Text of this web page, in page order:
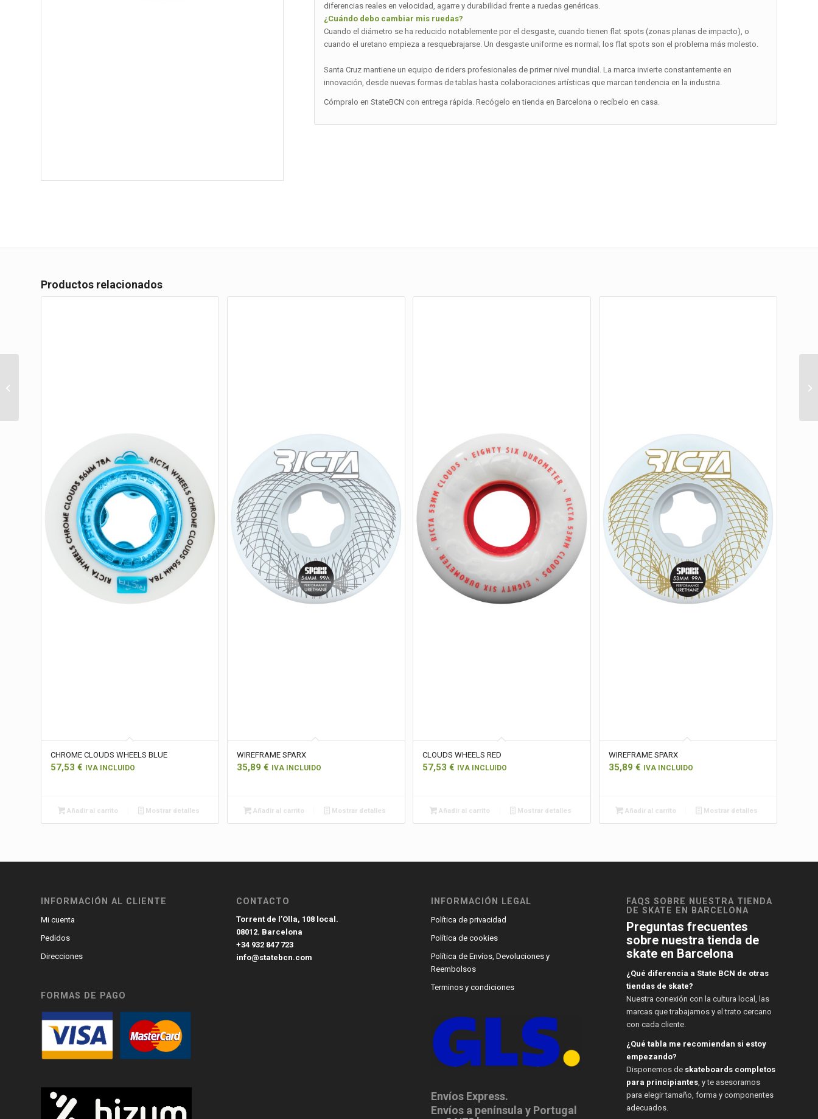
diferencias reales en velocidad, agarre y durabilidad frente a ruedas genéricas.
¿Cuándo debo cambiar mis ruedas?
Cuando el diámetro se ha reducido notablemente por el desgaste, cuando tienen flat spots (zonas planas de impacto), o
cuando el uretano empieza a resquebrajarse. Un desgaste uniforme es normal; los flat spots son el problema más molesto.
Santa Cruz mantiene un equipo de riders profesionales de primer nivel mundial. La marca invierte constantemente en
innovación, desde nuevas formas de tablas hasta colaboraciones artísticas que marcan tendencia en la industria.
Cómpralo en StateBCN con entrega rápida. Recógelo en tienda en Barcelona o recíbelo en casa.
Productos relacionados
CHROME CLOUDS WHEELS BLUE
57,53 € IVA INCLUIDO
Añadir al carrito Mostrar detalles
WIREFRAME SPARX
35,89 € IVA INCLUIDO
Añadir al carrito Mostrar detalles
CLOUDS WHEELS RED
57,53€ IVA INCLUIDO
Añadir al carrito Mostrar detalles
WIREFRAME SPARX
35,89 € IVA INCLUIDO
Añadir al carrito Mostrar detalles
INFORMACIÓN AL CLIENTE
Mi cuenta
Pedidos
Direcciones
FORMAS DE PAGO
CONTACTO
Torrent de l’Olla, 108 local.
08012. Barcelona
+34 932 847 723
info@statebcn.com
INFORMACIÓN LEGAL
Política de privacidad
Política de cookies
Política de Envíos, Devoluciones y
Reembolsos
Terminos y condiciones
Envíos Express.
Envíos a península y Portugal
FAQS SOBRE NUESTRA TIENDA
DE SKATE EN BARCELONA
Preguntas frecuentes
sobre nuestra tienda de
skate en Barcelona
¿Qué diferencia a State BCN de otras
tiendas de skate?
Nuestra conexión con la cultura local, las
marcas que trabajamos y el trato cercano
con cada cliente.
¿Qué tabla me recomiendan si estoy
empezando?
Disponemos de skateboards completos
para principiantes, y te asesoramos
para elegir tamaño, forma y componentes
adecuados.